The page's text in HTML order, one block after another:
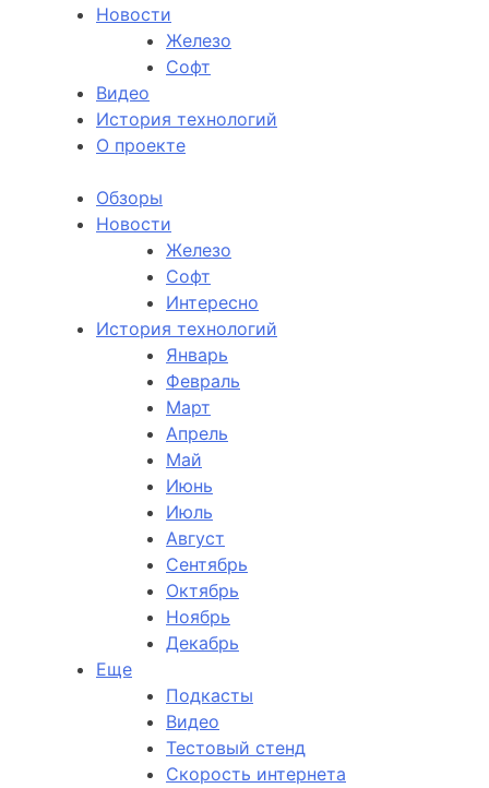
Новости
Железо
Софт
Видео
История технологий
О проекте
Обзоры
Новости
Железо
Софт
Интересно
История технологий
Январь
Февраль
Март
Апрель
Май
Июнь
Июль
Август
Сентябрь
Октябрь
Ноябрь
Декабрь
Еще
Подкасты
Видео
Тестовый стенд
Скорость интернета